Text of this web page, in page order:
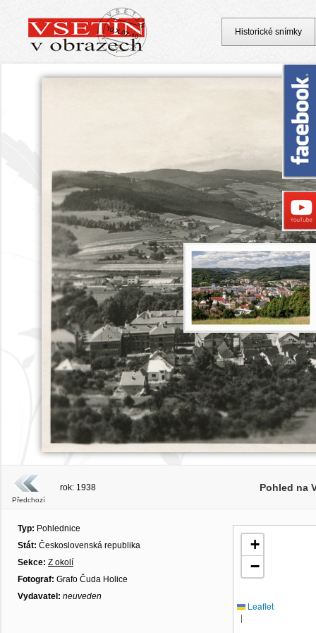
Předchozí
rok: 1938 Pohled na
Typ: Pohlednice
Stát: Československá republika
Sekce: Z okolí
Fotograf: Grafo Čuda Holice
Vydavatel: neuveden
+
−
Leaflet
|
Historické snímky